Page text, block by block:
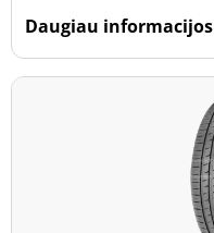
Daugiau informacijos